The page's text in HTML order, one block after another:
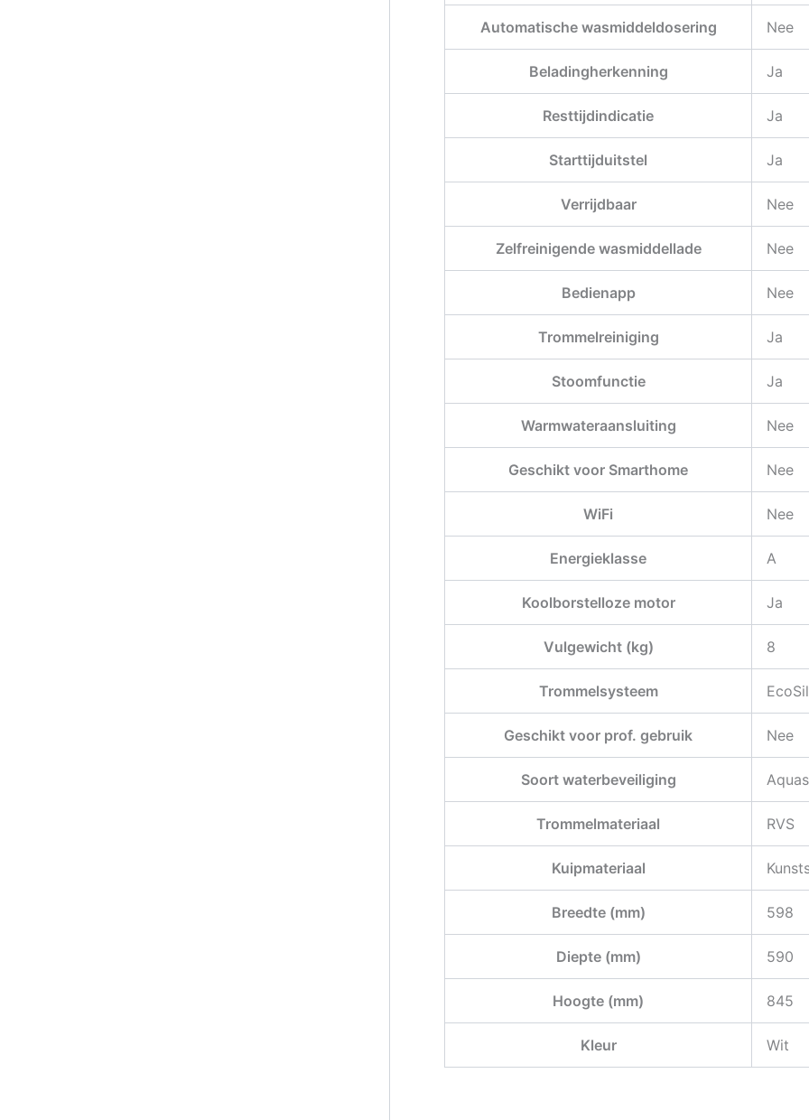
Automatische wasmiddeldosering Nee
Beladingherkenning Ja
Resttijdindicatie Ja
Starttijduitstel Ja
Verrijdbaar Nee
Zelfreinigende wasmiddellade Nee
Bedienapp Nee
Trommelreiniging Ja
Stoomfunctie Ja
Warmwateraansluiting Nee
Geschikt voor Smarthome Nee
WiFi Nee
Energieklasse A
Koolborstelloze motor Ja
Vulgewicht (kg) 8
Trommelsysteem
Geschikt voor prof. gebruik Nee
Soort waterbeveiliging
Trommelmateriaal RVS
Kuipmateriaal
Breedte (mm) 598
Diepte (mm) 590
Hoogte (mm) 845
Kleur Wit